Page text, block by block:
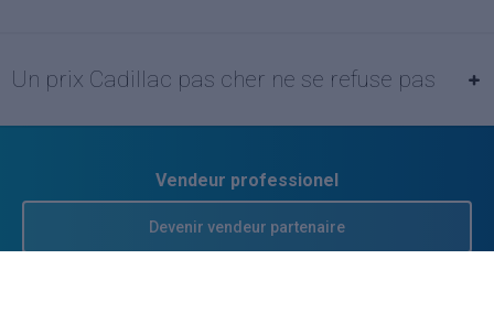
Un prix Cadillac pas cher ne se refuse pas
Vendeur professionel
Devenir vendeur partenaire